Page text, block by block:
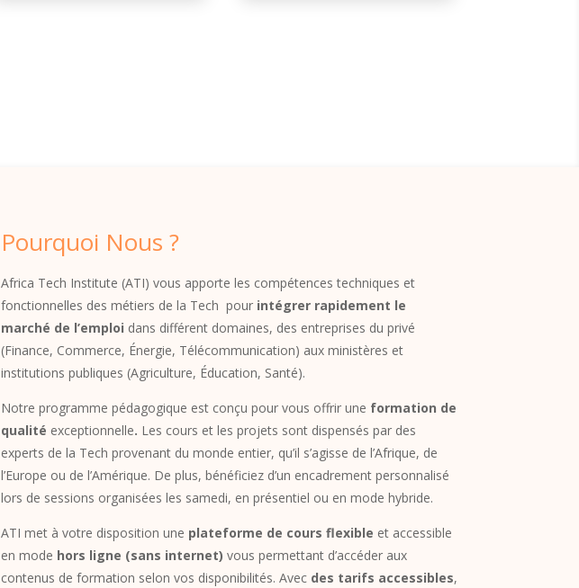
Pourquoi Nous ?
Africa Tech Institute (ATI) vous apporte les compétences techniques et
fonctionnelles des métiers de la Tech pour intégrer rapidement le
marché de l’emploi dans différent domaines, des entreprises du privé
(Finance, Commerce, Énergie, Télécommunication) aux ministères et
institutions publiques (Agriculture, Éducation, Santé).
Notre programme pédagogique est conçu pour vous offrir une formation de
qualité exceptionnelle. Les cours et les projets sont dispensés par des
experts de la Tech provenant du monde entier, qu’il s’agisse de l’Afrique, de
l’Europe ou de l’Amérique. De plus, bénéficiez d’un encadrement personnalisé
lors de sessions organisées les samedi, en présentiel ou en mode hybride.
ATI met à votre disposition une plateforme de cours flexible et accessible
en mode hors ligne (sans internet) vous permettant d’accéder aux
contenus de formation selon vos disponibilités. Avec des tarifs accessibles,